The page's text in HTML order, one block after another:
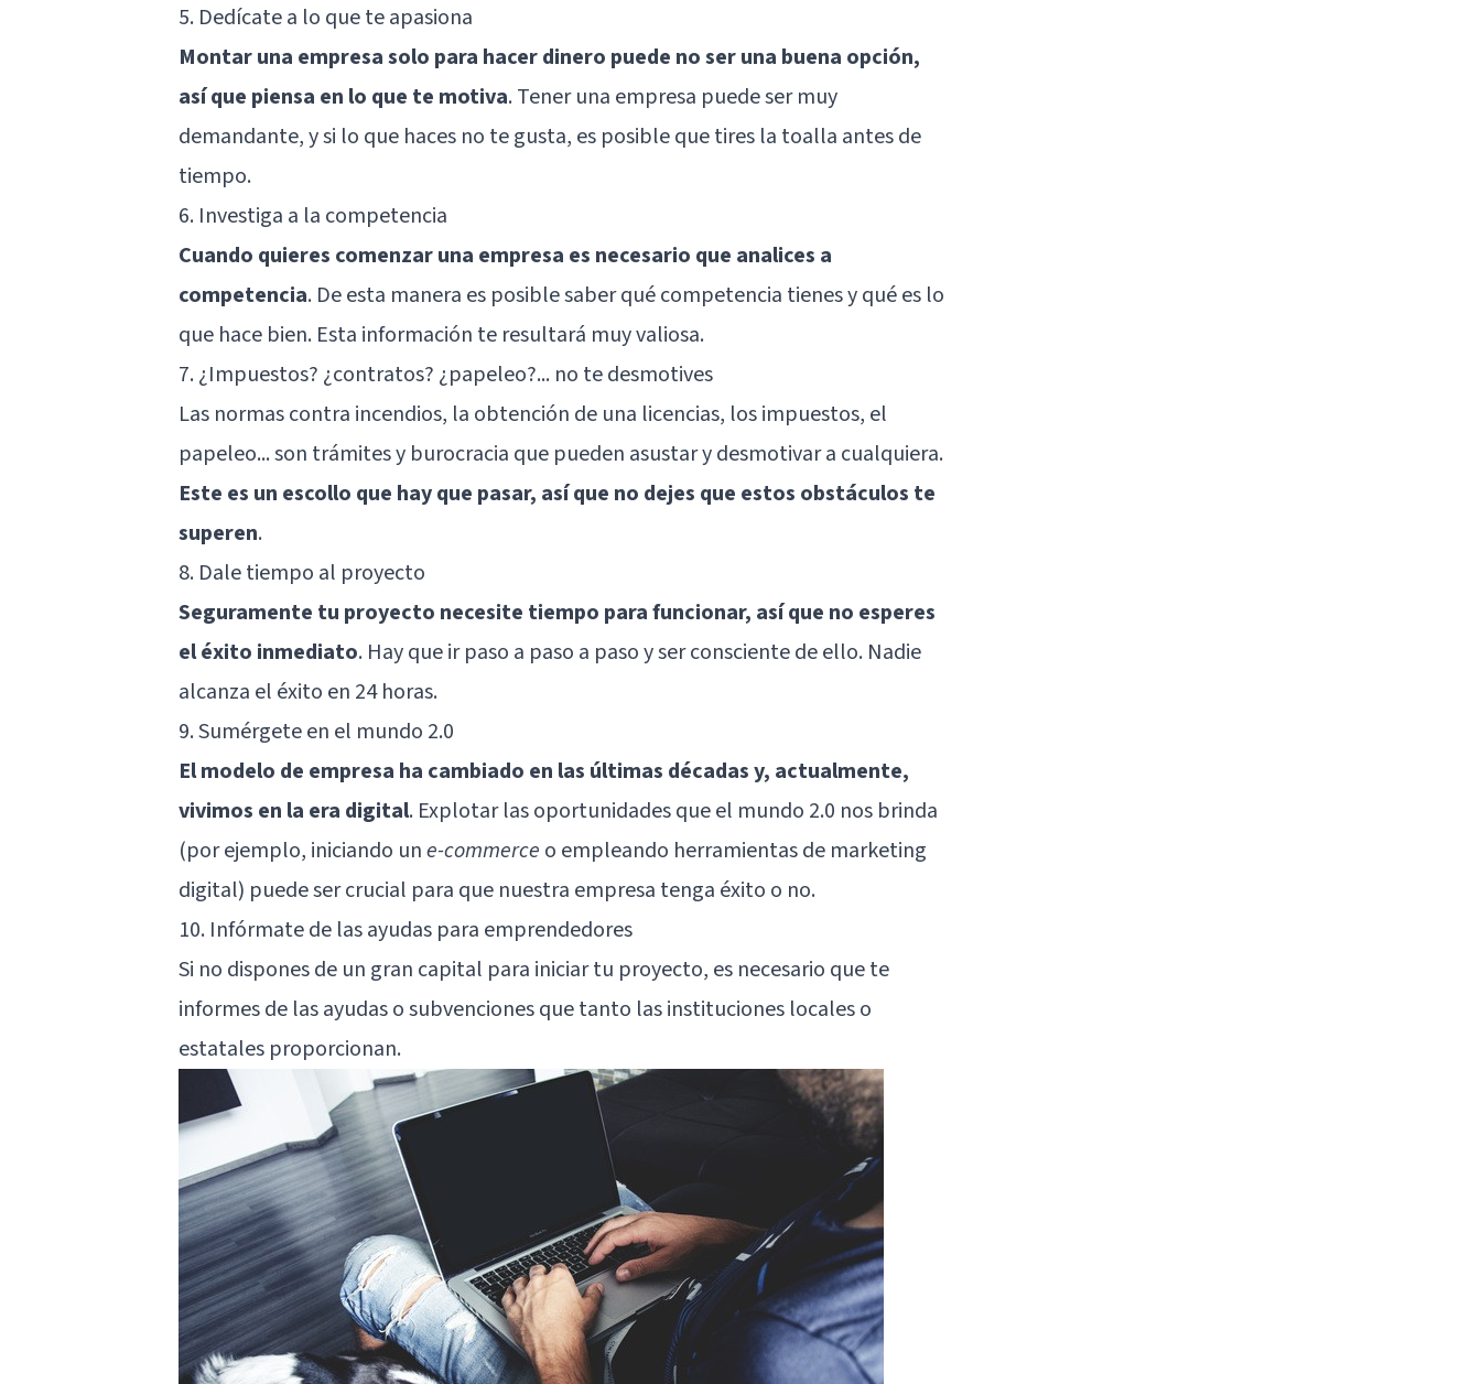
5. Dedícate a lo que te apasiona
Montar una empresa solo para hacer dinero puede no ser una buena opción,
así que piensa en lo que te motiva. Tener una empresa puede ser muy
demandante, y si lo que haces no te gusta, es posible que tires la toalla antes de
tiempo.
6. Investiga a la competencia
Cuando quieres comenzar una empresa es necesario que analices a
competencia. De esta manera es posible saber qué competencia tienes y qué es lo
que hace bien. Esta información te resultará muy valiosa.
7. ¿Impuestos? ¿contratos? ¿papeleo?... no te desmotives
Las normas contra incendios, la obtención de una licencias, los impuestos, el
papeleo... son trámites y burocracia que pueden asustar y desmotivar a cualquiera.
Este es un escollo que hay que pasar, así que no dejes que estos obstáculos te
superen.
8. Dale tiempo al proyecto
Seguramente tu proyecto necesite tiempo para funcionar, así que no esperes
el éxito inmediato. Hay que ir paso a paso a paso y ser consciente de ello. Nadie
alcanza el éxito en 24 horas.
9. Sumérgete en el mundo 2.0
El modelo de empresa ha cambiado en las últimas décadas y, actualmente,
vivimos en la era digital. Explotar las oportunidades que el mundo 2.0 nos brinda
(por ejemplo, iniciando une-commerce o empleando herramientas de marketing
digital) puede ser crucial para que nuestra empresa tenga éxito o no.
10. Infórmate de las ayudas para emprendedores
Si no dispones de un gran capital para iniciar tu proyecto, es necesario que te
informes de las ayudas o subvenciones que tanto las instituciones locales o
estatales proporcionan.